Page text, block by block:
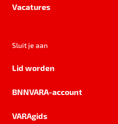
Vacatures
Sluit je aan
Lid worden
BNNVARA-account
VARAgids